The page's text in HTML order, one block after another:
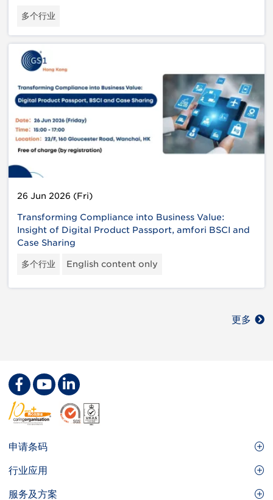
多个行业
26 Jun 2026 (Fri)
Transforming Compliance into Business Value:
Insight of Digital Product Passport, amfori BSCI and
Case Sharing
多个行业 English content only
更多
Footer
Site
Menu
申请条码
GS1条码
行业应用
食品及餐饮服务
服务及方案